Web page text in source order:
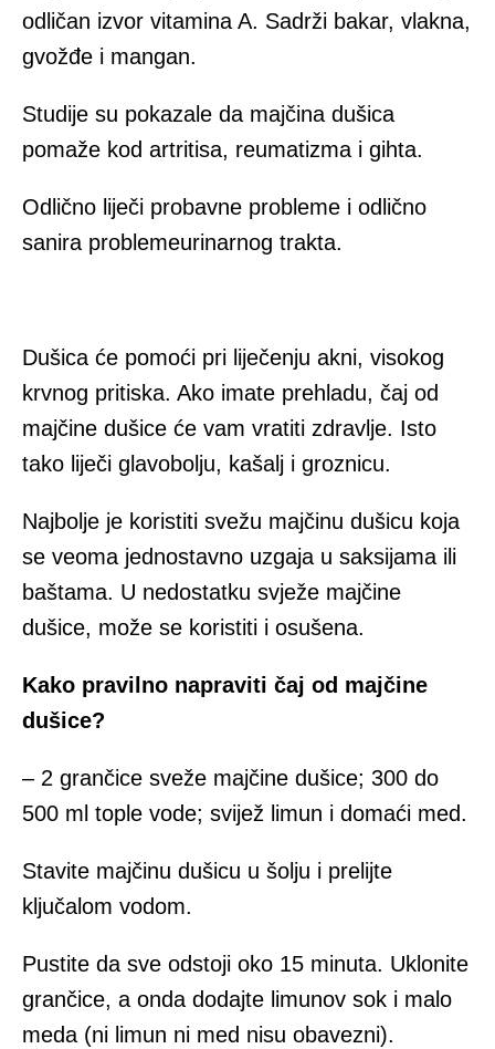
odličan izvor vitamina A. Sadrži bakar, vlakna,
gvožđe i mangan.
Studije su pokazale da majčina dušica
pomaže kod artritisa, reumatizma i gihta.
Odlično liječi probavne probleme i odlično
sanira problemeurinarnog trakta.
Dušica će pomoći pri liječenju akni, visokog
krvnog pritiska. Ako imate prehladu, čaj od
majčine dušice će vam vratiti zdravlje. Isto
tako liječi glavobolju, kašalj i groznicu.
Najbolje je koristiti svežu majčinu dušicu koja
se veoma jednostavno uzgaja u saksijama ili
baštama. U nedostatku svježe majčine
dušice, može se koristiti i osušena.
Kako pravilno napraviti čaj od majčine
dušice?
– 2 grančice sveže majčine dušice; 300 do
500 ml tople vode; svijež limun i domaći med.
Stavite majčinu dušicu u šolju i prelijte
ključalom vodom.
Pustite da sve odstoji oko 15 minuta. Uklonite
grančice, a onda dodajte limunov sok i malo
meda (ni limun ni med nisu obavezni).